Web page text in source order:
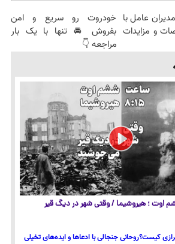
عامل با
و مزایدات
خودروت رو سریع و امن
بفروش 🚘 تنها با یک بار
مراجعه 👇
۸:۱۵ ششم اوت ؛ هیروشیما / وقتی شهر در دیگ قیر
کیست؟روحانی جنجالی با ادعاها و ایده‌های تخیلی